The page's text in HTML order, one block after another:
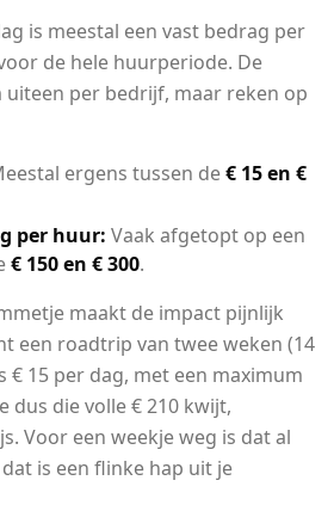
is meestal een vast bedrag per
de hele huurperiode. De
per bedrijf, maar reken op
ergens tussen de€ 15 en €
per huur: Vaak afgetopt op een
€ 150 en € 300.
maakt de impact pijnlijk
een roadtrip van twee weken (14
€ 15 per dag, met een maximum
dus die volle € 210 kwijt,
Voor een weekje weg is dat al
is een flinke hap uit je